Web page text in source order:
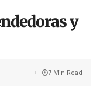
y
7 Min Read